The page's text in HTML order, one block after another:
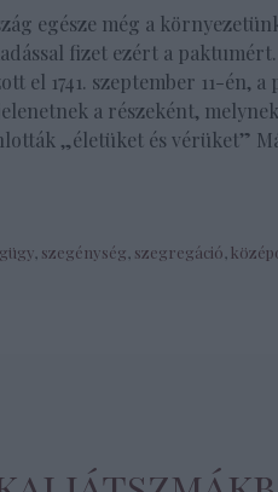
egésze még a
fizet ezért a
el 1741. szeptember 11-én,
a részeként,
„életüket és vérüket”
szegénység szegregáció